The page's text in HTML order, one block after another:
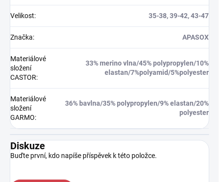
Velikost: 35-38, 39-42, 43-47
Značka: APASOX
Materiálové
složení
CASTOR:
33% merino vlna/45% polypropylen/10%
elastan/7%polyamid/5%polyester
Materiálové
složení
GARMO:
36% bavlna/35% polypropylen/9% elastan/20%
polyester
Diskuze
Buďte první, kdo napíše příspěvek k této položce.